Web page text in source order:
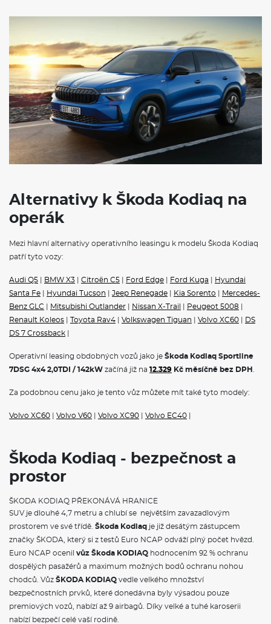
Alternativy k Škoda Kodiaq na
operák
Mezi hlavní alternativy operativního leasingu k modelu Škoda Kodiaq
patří tyto vozy:
Audi Q5 BMW X3 Citroën C5 Ford Edge Ford Kuga
Hyundai
Santa Fe
Hyundai Tucson Jeep Renegade Kia Sorento
Mercedes-
Benz GLC
Mitsubishi Outlander Nissan X-Trail Peugeot 5008
Renault Koleos
Toyota Rav4 Volkswagen Tiguan Volvo XC60
DS
DS 7 Crossback
Operativní leasing obdobných vozů jako je Škoda Kodiaq Sportline
7DSG 4x4 2,0TDI / 142kW začíná již na 12.329 Kč měsíčně bez DPH
Za podobnou cenu jako je tento vůz můžete mít také tyto modely:
Volvo XC60 Volvo V60 Volvo XC90 Volvo EC40
Škoda Kodiaq - bezpečnost a
prostor
ŠKODA KODIAQ PŘEKONÁVÁ HRANICE
SUV je dlouhé 4,7 metru a chlubí se největším zavazadlovým
prostorem ve své třídě. Škoda Kodiaq je již desátým zástupcem
značky ŠKODA, který si z testů Euro NCAP odváží plný počet hvězd.
Euro NCAP ocenil vůz Škoda KODIAQ hodnocením 92 % ochranu
dospělých pasažérů a maximum možných bodů ochranu nohou
chodců. Vůz ŠKODA KODIAQ vedle velkého množství
bezpečnostních prvků, které donedávna byly výsadou pouze
premiových vozů, nabízí až 9 airbagů. Díky velké a tuhé karoserii
nabízí bezpečí celé vaší rodině.